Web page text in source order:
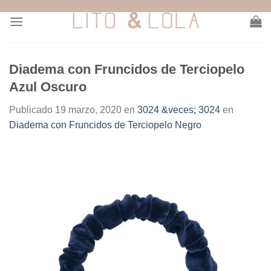
Diadema con Fruncidos de Terciopelo
Azul Oscuro
Publicado 19 marzo, 2020 en 3024 &veces; 3024 en
Diadema con Fruncidos de Terciopelo Negro